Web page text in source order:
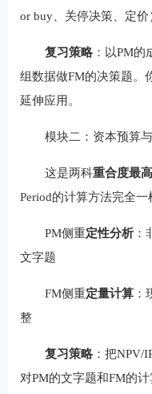
or buy、关停决策、定价
复习策略：以PM的
组数据做FM的决策题。
延伸应用。
模块二：资本预算
这是两科重合度最高
Period的计算方法完全一
PM侧重定性分析：
文字题
FM侧重定量计算：
整
复习策略：把NPV/
对PM的文字题和FM的